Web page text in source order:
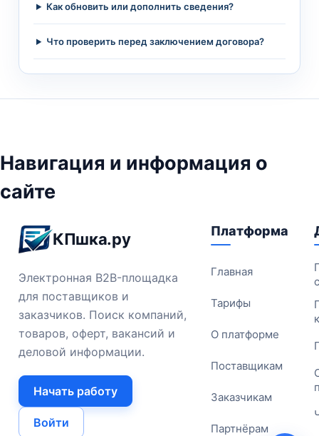
Как обновить или дополнить сведения?
Что проверить перед заключением договора?
Навигация и информация о
сайте
КПшка.ру
Электронная B2B-площадка
для поставщиков и
заказчиков. Поиск компаний,
товаров, оферт, вакансий и
деловой информации.
Начать работу
Войти
Платформа
Главная
Тарифы
О платформе
Поставщикам
Заказчикам
Партнёрам